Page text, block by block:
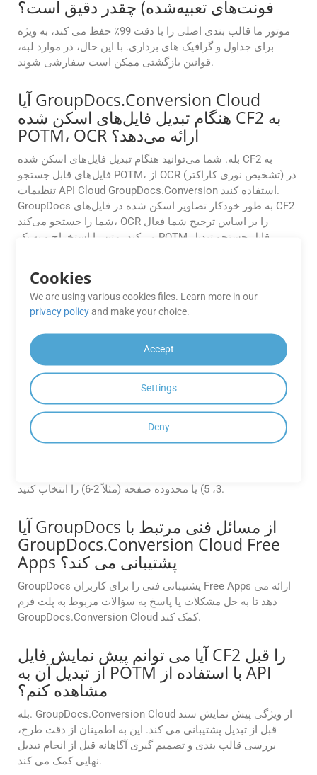
فونت‌های تعبیه‌شده) چقدر دقیق است؟
موتور ما قالب بندی اصلی را با دقت 99٪ حفظ می کند، به ویژه
برای جداول و گرافیک های برداری. با این حال، در موارد لبه،
قوانین بازگشتی ممکن است سفارشی شوند.
آیا GroupDocs.Conversion Cloud
هنگام تبدیل فایل‌های اسکن شده CF2 به
POTM، OCR ارائه می‌دهد؟
بله. شما می‌توانید هنگام تبدیل فایل‌های اسکن شده CF2 به
فایل‌های قابل جستجو POTM، از OCR (تشخیص نوری کاراکتر) در
تنظیمات API Cloud GroupDocs.Conversion استفاده کنید.
GroupDocs به طور خودکار تصاویر اسکن شده در فایل‌های CF2
شما را جستجو می‌کند، OCR را بر اساس ترجیح شما فعال
می‌کند، متن را استخراج و به یک POTM قابل جستجو تبدیل
فرآیند تبدیل در GroupDocs.Conversion
Cloud چقدر امن است؟
GroupDocs.Conversion Cloud با رمزگذاری داده ها در حال
حمل و نقل و در حالت استراحت و پیروی از پروتکل های امنیتی
استاندارد صنعتی، فرآیند تبدیل ایمن را تضمین می کند.
چگونه فقط صفحات خاص یا محدوده
صفحه را از CF2 به POTM تبدیل کنم؟
GroupDocs.Conversion Cloud به شما امکان می دهد محدوده
3، 5) یا محدوده صفحه (مثلاً 2-6) را انتخاب کنید.
آیا GroupDocs از مسائل فنی مرتبط با
GroupDocs.Conversion Cloud Free
Apps پشتیبانی می کند؟
GroupDocs پشتیبانی فنی را برای کاربران Free Apps ارائه می
دهد تا به حل مشکلات یا پاسخ به سؤالات مربوط به پلت فرم
GroupDocs.Conversion Cloud کمک کند.
آیا می توانم پیش نمایش فایل CF2 را قبل
از تبدیل آن به POTM با استفاده از API
مشاهده کنم؟
بله. GroupDocs.Conversion Cloud از ویژگی پیش نمایش سند
قبل از تبدیل پشتیبانی می کند. این به اطمینان از دقت طرح،
بررسی قالب بندی و تصمیم گیری آگاهانه قبل از انجام تبدیل
نهایی کمک می کند.
Cookies
We are using various cookies files. Learn more in our
privacy policyand make your choice.
Accept
Settings
Deny